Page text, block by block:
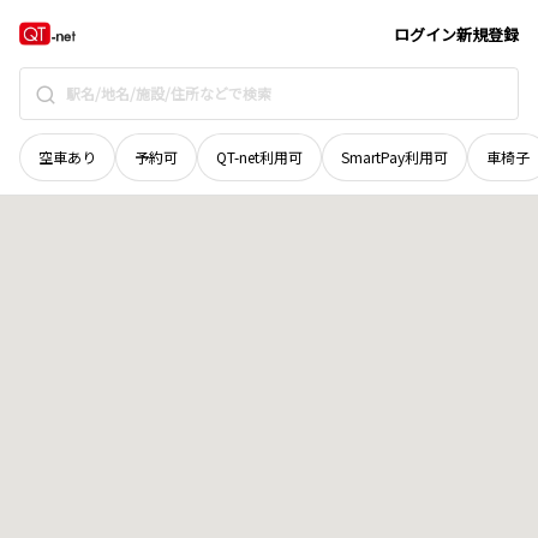
ログイン新規登録
空車あり 予約可 QT-net利用可 SmartPay利用可 車椅子
石川県